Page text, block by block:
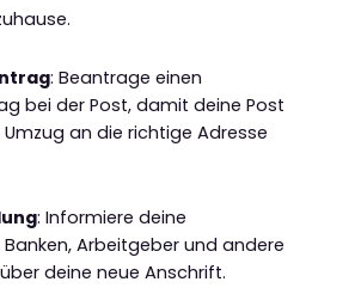
: Beantrage einen
bei der Post, damit deine Post
an die richtige Adresse
: Informiere deine
Arbeitgeber und andere
deine neue Anschrift.